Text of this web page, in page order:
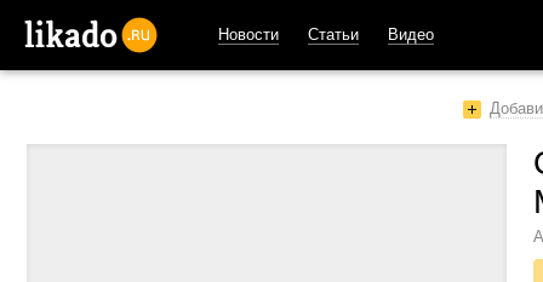
Новости Статьи Видео